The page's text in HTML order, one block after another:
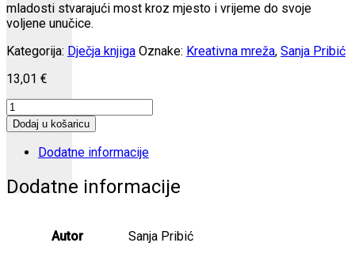
mladosti stvarajući most kroz mjesto i vrijeme do svoje
voljene unučice.
Kategorija: Dječja knjiga Oznake: Kreativna mreža, Sanja Pribić
13,01 €
Baka
Lina
količina
Dodaj u košaricu
Dodatne informacije
Dodatne informacije
Autor Sanja Pribić